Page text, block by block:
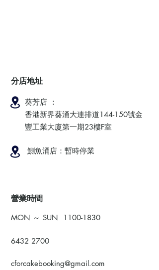
分店地址
葵芳店 ：
香港新界葵涌大連排道144-150號金
豐工業大廈第一期23樓F室
鰂魚涌店：暫時停業
​營業時間
MON ～ SUN 1100-1830
6432 2700
cforcakebooking@gmail.com